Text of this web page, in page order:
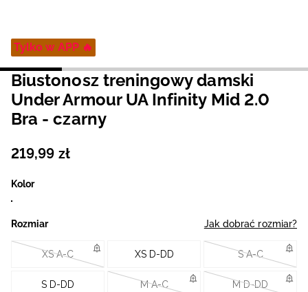
Tylko w APP 🔥
Biustonosz treningowy damski
Under Armour UA Infinity Mid 2.0
Bra - czarny
219,99 zł
Kolor
Rozmiar Jak dobrać rozmiar?
XS A-C XS D-DD S A-C
S D-DD M A-C M D-DD